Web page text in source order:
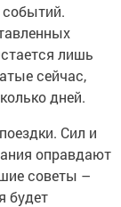
лишь
сейчас,
дней.
Сил и
оправдают
советы –
будет